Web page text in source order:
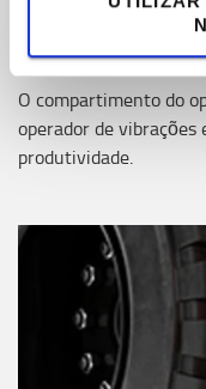
Compartimento do
O compartimento do
operador de
produtividade.